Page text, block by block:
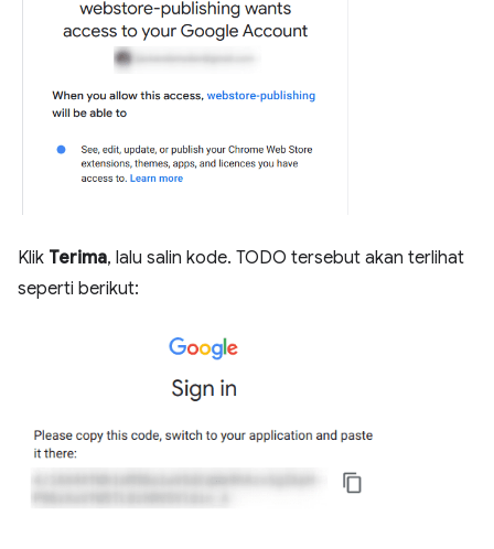
Klik Terima, lalu salin kode. TODO tersebut akan terlihat
seperti berikut: